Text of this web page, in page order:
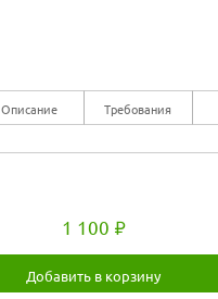
Описание Требования
1 100
Добавить в корзину